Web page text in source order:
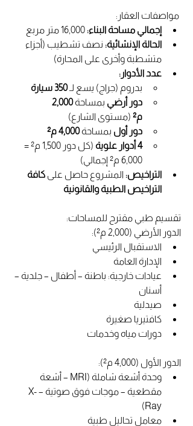
إجمالي مساحة البناء:
الحالة الإنشائية: نصف تشطيب (أجزاء
متشطبة وأخرى على المحارة)
عدد الأدوار:
بدروم (جراج) يسع لـ 350 سيارة
دور أرضي بمساحة
م²
(مستوى الشارع)
دور أول بمساحة 4,000 م²
4 أدوار علوية
(كل دور 1,500 م² =
6,000 م² إجمالي)
التراخيص: المشروع حاصل على كافة
التراخيص الطبية والقانونية
تقسيم طبي مقترح للمساحات:
الدور الأرضي (2,000 م²):
الاستقبال الرئيسي
الإدارة العامة
عيادات خارجية: باطنة – أطفال – جلدية –
أسنان
صيدلية
كافتيريا صغيرة
دورات مياه وخدمات
الدور الأول (4,000 م²):
وحدة أشعة شاملة (MRI – أشعة
مقطعية – موجات فوق صوتية – X-
Ray)
معامل تحاليل طبية